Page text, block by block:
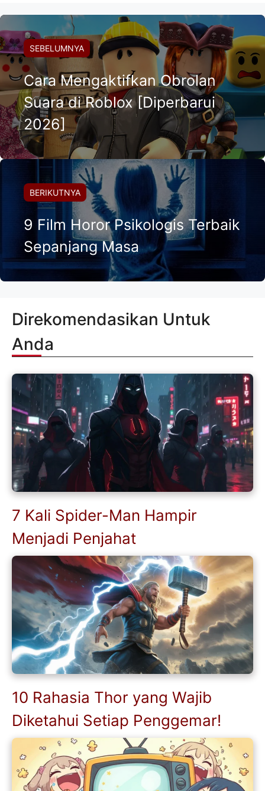
SEBELUMNYA
Cara Mengaktifkan Obrolan
Suara di Roblox [Diperbarui
2026]
BERIKUTNYA
9 Film Horor Psikologis Terbaik
Sepanjang Masa
Direkomendasikan Untuk
Anda
7 Kali Spider-Man Hampir
Menjadi Penjahat
10 Rahasia Thor yang Wajib
Diketahui Setiap Penggemar!